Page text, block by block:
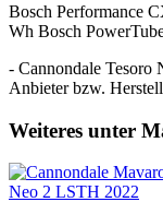
Bosch Performance
Wh Bosch
- Cannondale
Anbieter bzw.
Weiteres unter